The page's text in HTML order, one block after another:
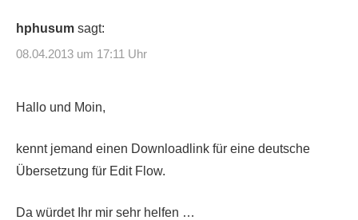
hphusum sagt:
08.04.2013 um 17:11 Uhr
Hallo und Moin,
kennt jemand einen Downloadlink für eine deutsche
Übersetzung für Edit Flow.
Da würdet Ihr mir sehr helfen …